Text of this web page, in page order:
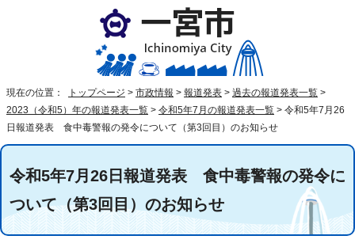
現在の位置： トップページ > 市政情報 > 報道発表 > 過去の報道発表一覧 >
2023（令和5）年の報道発表一覧 > 令和5年7月の報道発表一覧 > 令和5年7月26
日報道発表 食中毒警報の発令について（第3回目）のお知らせ
令和5年7月26日報道発表 食中毒警報の発令に
ついて（第3回目）のお知らせ